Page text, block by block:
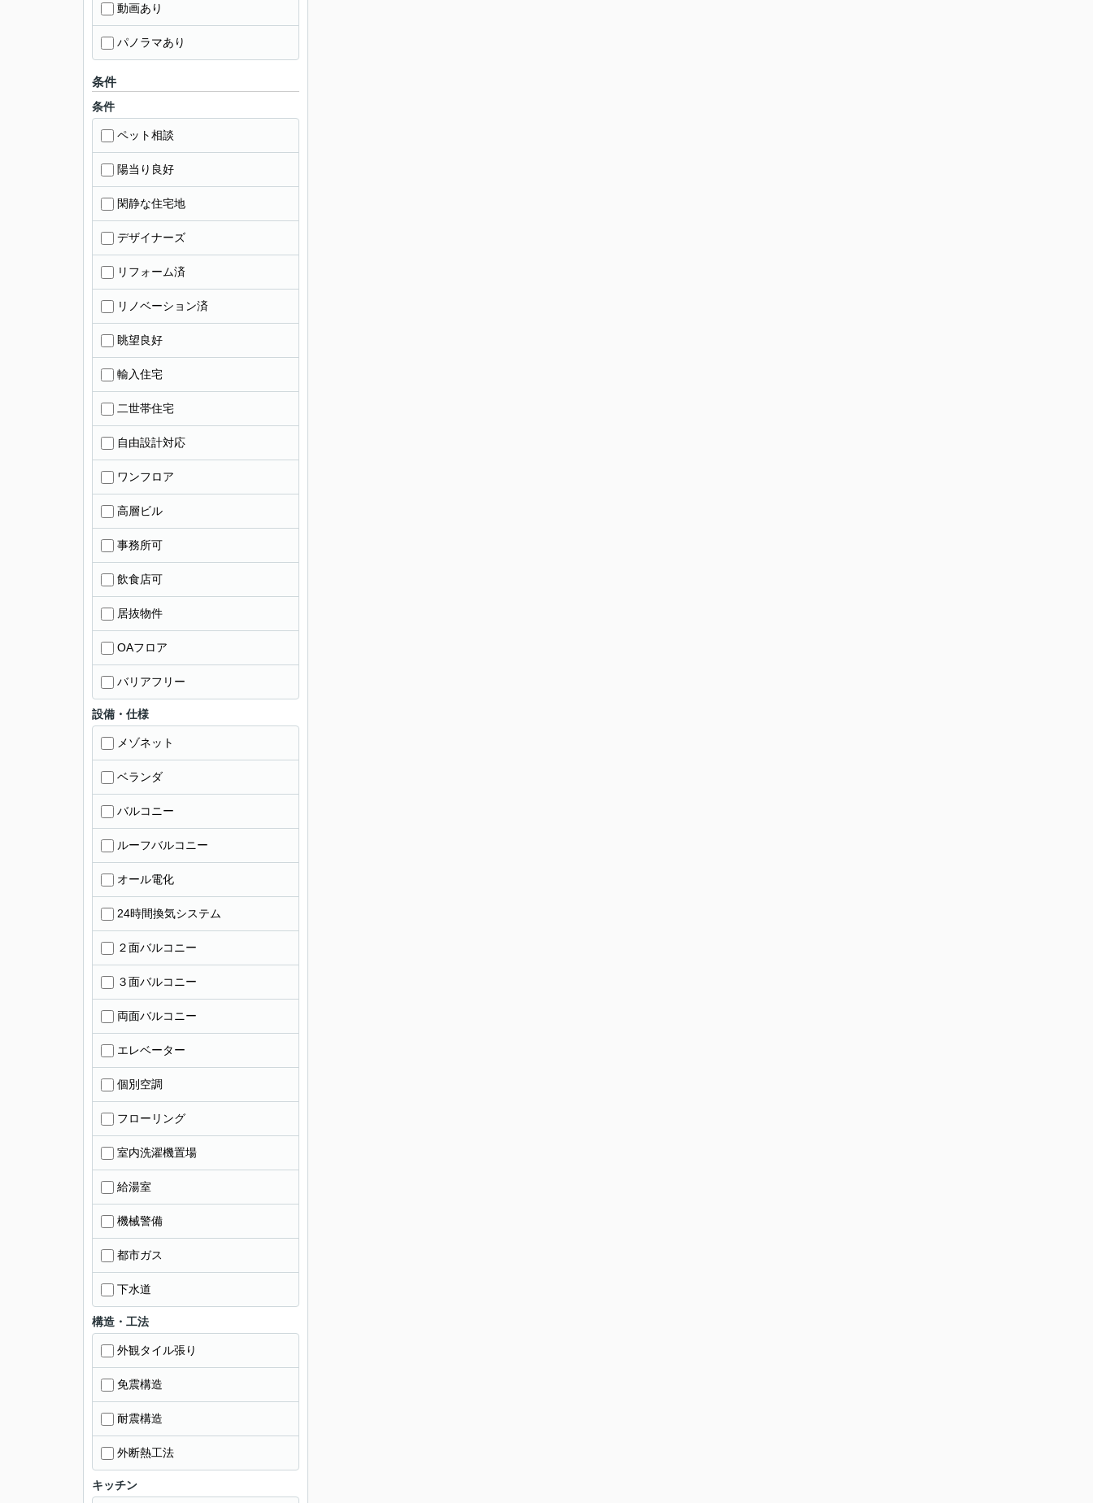
動画あり
パノラマあり
条件
条件
ペット相談
陽当り良好
閑静な住宅地
デザイナーズ
リフォーム済
リノベーション済
眺望良好
輸入住宅
二世帯住宅
自由設計対応
ワンフロア
高層ビル
事務所可
飲食店可
居抜物件
OAフロア
バリアフリー
設備・仕様
メゾネット
ベランダ
バルコニー
ルーフバルコニー
オール電化
24時間換気システム
２面バルコニー
３面バルコニー
両面バルコニー
エレベーター
個別空調
フローリング
室内洗濯機置場
給湯室
機械警備
都市ガス
下水道
構造・工法
外観タイル張り
免震構造
耐震構造
外断熱工法
キッチン